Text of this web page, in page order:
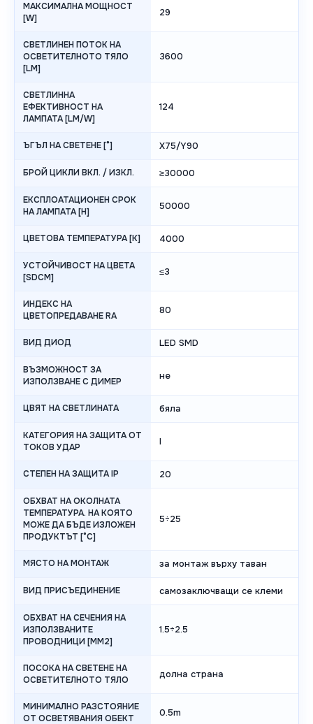
МАКСИМАЛНА МОЩНОСТ
[W]
29
СВЕТЛИНЕН ПОТОК НА
ОСВЕТИТЕЛНОТО ТЯЛО
[LM]
3600
СВЕТЛИННА
ЕФЕКТИВНОСТ НА
ЛАМПАТА [LM/W]
124
ЪГЪЛ НА СВЕТЕНЕ [°] X75/Y90
БРОЙ ЦИКЛИ ВКЛ. / ИЗКЛ. ≥30000
ЕКСПЛОАТАЦИОНЕН СРОК
НА ЛАМПАТА [H]
50000
ЦВЕТОВА ТЕМПЕРАТУРА [K] 4000
УСТОЙЧИВОСТ НА ЦВЕТА
[SDCM]
≤3
ИНДЕКС НА
ЦВЕТОПРЕДАВАНЕ RA
80
ВИД ДИОД LED SMD
ВЪЗМОЖНОСТ ЗА
ИЗПОЛЗВАНЕ С ДИМЕР
не
ЦВЯТ НА СВЕТЛИНАТА бяла
КАТЕГОРИЯ НА ЗАЩИТА ОТ
ТОКОВ УДАР
I
СТЕПЕН НА ЗАЩИТА IP 20
ОБХВАТ НА ОКОЛНАТА
ТЕМПЕРАТУРА. НА КОЯТО
МОЖЕ ДА БЪДЕ ИЗЛОЖЕН
ПРОДУКТЪТ [°C]
5÷25
МЯСТО НА МОНТАЖ за монтаж върху таван
ВИД ПРИСЪЕДИНЕНИЕ самозаключващи се клеми
ОБХВАТ НА СЕЧЕНИЯ НА
ИЗПОЛЗВАНИТЕ
ПРОВОДНИЦИ [MM2]
1.5÷2.5
ПОСОКА НА СВЕТЕНЕ НА
ОСВЕТИТЕЛНОТО ТЯЛО
долна страна
МИНИМАЛНО РАЗСТОЯНИЕ
ОТ ОСВЕТЯВАНИЯ ОБЕКТ
0.5m